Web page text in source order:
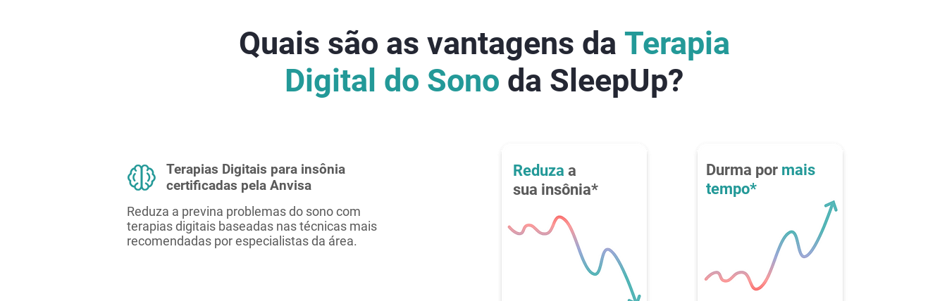
Quais são as vantagens da Terapia
Digital do Sono da SleepUp?
Terapias Digitais para insônia
certificadas pela Anvisa
Reduza a previna problemas do sono com
terapias digitais baseadas nas técnicas mais
recomendadas por especialistas da área.
Reduza a
sua insônia*
Durma por mais
tempo*